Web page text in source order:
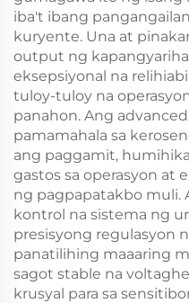
iba't ibang
kuryente. Una at
output ng
eksepsiyonal na
tuloy-tuloy na
panahon. Ang
pamamahala sa
ang paggamit,
gastos sa operasyon at
ng pagpapatakbo muli.
kontrol na sistema ng
presisyong regulasyon
panatilihing maaaring
sagot stable na
krusyal para sa